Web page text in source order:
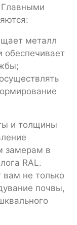
Главными
металл
обеспечивает
и толщины
замерам в
RAL.
вам не только
почвы,